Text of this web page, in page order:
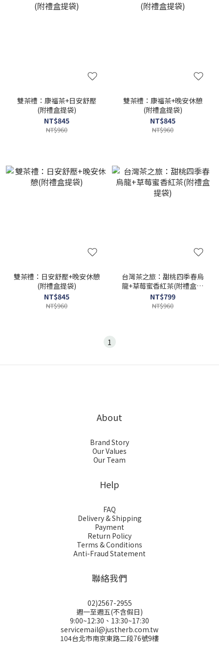
雙茶禮：康福茶+日安舒壓
(附禮盒提袋)
NT$845
NT$960
雙茶禮：康福茶+晚安休憩
(附禮盒提袋)
NT$845
NT$960
雙茶禮：日安舒壓+晚安休憩
(附禮盒提袋)
NT$845
NT$960
台灣茶之旅：甜桃四季春烏
龍+草莓蜜香紅茶(附禮盒提
袋)
NT$799
NT$960
1
About
Brand Story
Our Values
Our Team
Help
FAQ
Delivery & Shipping
Payment
Return Policy
Terms & Conditions
Anti-Fraud Statement
聯絡我們
02)2567-2955
週一至週五(不含假日)
9:00~12:30、13:30~17:30
servicemail@justherb.com.tw
104台北市南京東路二段76號9樓